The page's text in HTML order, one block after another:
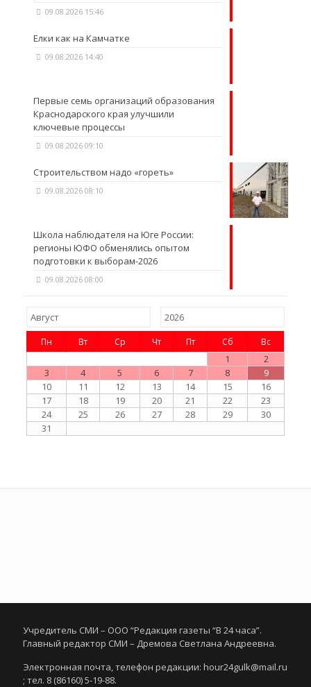
09.08.2026 15:46
Елки как на Камчатке
09.08.2026 14:40
Первые семь организаций образования
Краснодарского края улучшили
ключевые процессы
09.08.2026 09:10
Строительством надо «гореть»
09.08.2026 08:10
Школа наблюдателя на Юге России:
регионы ЮФО обменялись опытом
подготовки к выборам-2026
09.08.2026 08:00
Пн Вт Ср Чт Пт Сб Вс
1
2
3
4 5 6 7 8
9
10
11 12 13 14 15
16
17
18 19 20 21 22
23
24
25 26 27 28 29
30
31
Учредитель СМИ – ООО “Редакция газеты “В 24 часа”.
Главный редактор СМИ – Дремова Светлана Андреевна.
Электронная почта, телефон редакции: hour24gulk@mail.ru
; тел. 8 (86160) 5-19-88.